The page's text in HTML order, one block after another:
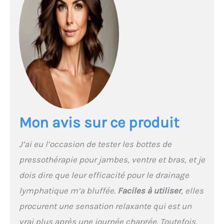
polyvalentes offrent 8 niveaux
d'intensité (pression réglable 0
- 240 mmHg / 30Kpa) et temps
réglable de 10 à 30 minutes, les
programmes de massage
simulent les mains humaines
qui serrent le massage pour
répondre aux différents
besoins. 【6 AIRBAG
pressotherapie jambes et
désinflés selon le cycle
chronométré de l'airbag
1.2.3.4.5.6. Les massageurs de
jambes à compression d'air
électrique changent
force de l'extrémité. Méthodes
de traitement pour prévenir la
Mon avis sur ce produit
J’ai eu l’occasion de tester les bottes de
pressothérapie pour jambes, ventre et bras, et je
dois dire que leur efficacité pour le drainage
lymphatique m’a bluffée. Faciles à utiliser, elles
procurent une sensation relaxante qui est un
vrai plus après une journée chargée. Toutefois,